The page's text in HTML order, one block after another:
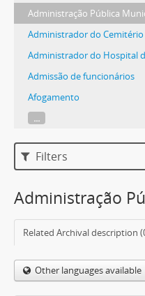
Administração Pública
Administrador do Cemitério
Administrador do Hospital
Admissão de funcionários
Afogamento
...
Filters
Administração
Related Archival description
Other languages available